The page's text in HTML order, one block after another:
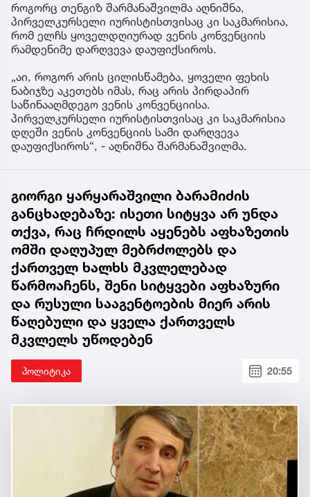
როგორც თენგიზ შარმანაშვილმა აღნიშნა,
პირველკურსელი იურისტისთვისაც კი საკმარისია,
რომ ელჩს ყოველდღიურად ვენის კონვენციის
რამდენიმე დარღვევა დაუფიქსიროს.
„აი, როგორ არის ცილისწამება, ყოველი ფეხის
ნაბიჯზე აკეთებს იმას, რაც არის პირდაპირ
საწინააღმდეგო ვენის კონვენციისა.
პირველკურსელი იურისტისთვისაც კი საკმარისია
დღეში ვენის კონვენციის სამი დარღვევა
დაუფიქსიროს“, - აღნიშნა შარმანაშვილმა.
გიორგი ყარყარაშვილი ბარამიძის
განცხადებაზე: ისეთი სიტყვა არ უნდა
თქვა, რაც ჩრდილს აყენებს აფხაზეთის
ომში დაღუპულ მებრძოლებს და
ქართველ ხალხს მკვლელებად
წარმოაჩენს, შენი სიტყვები აფხაზური
და რუსული სააგენტოების მიერ არის
წაღებული და ყველა ქართველს
მკვლელს უწოდებენ
პოლიტიკა 20:55